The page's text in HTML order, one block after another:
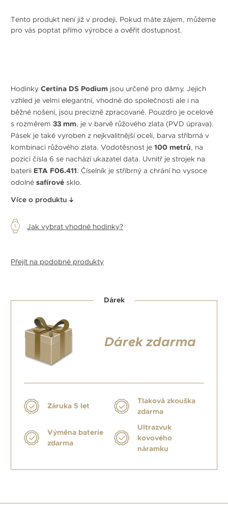
Tento produkt není již v prodeji. Pokud máte zájem, můžeme
pro vás poptat přímo výrobce a ověřit dostupnost.
Hodinky Certina DS Podium jsou určené pro dámy. Jejich
vzhled je velmi elegantní, vhodné do společnosti ale i na
běžné nošení, jsou precizně zpracované. Pouzdro je ocelové
s rozměrem 33 mm, je v barvě růžového zlata (PVD úprava).
Pásek je také vyroben z nejkvalitnější oceli, barva stříbrná v
kombinaci růžového zlata. Vodotěsnost je 100 metrů, na
pozici čísla 6 se nachází ukazatel data. Uvnitř je strojek na
baterii ETA F06.411. Číselník je stříbrný a chrání ho vysoce
odolné safírové sklo.
Více o produktu
Jak vybrat vhodné hodinky?
Přejít na podobné produkty
Dárek
Dárek zdarma
Záruka 5 let
Tlaková zkouška
zdarma
Výměna baterie
zdarma
Ultrazvuk
kovového
náramku